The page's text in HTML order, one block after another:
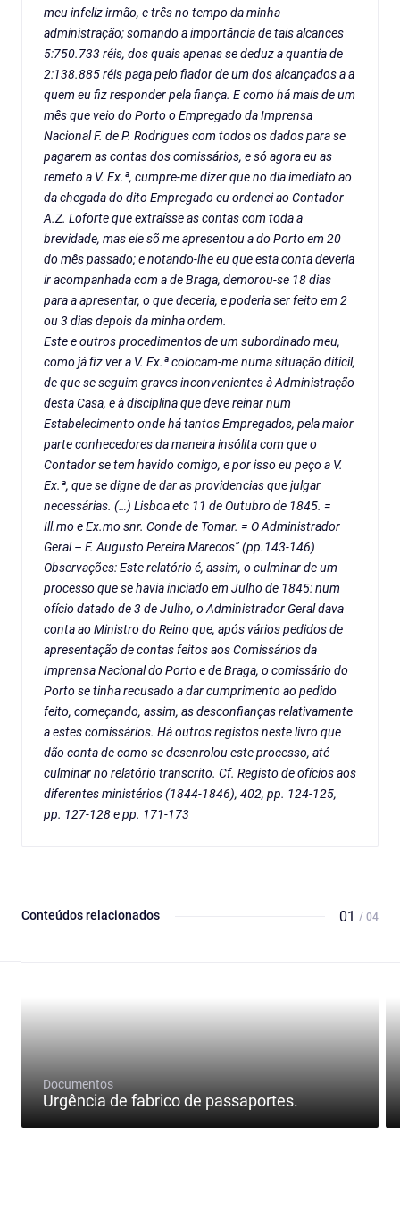
meu infeliz irmão, e três no tempo da minha
administração; somando a importância de tais alcances
5:750.733 réis, dos quais apenas se deduz a quantia de
2:138.885 réis paga pelo fiador de um dos alcançados a a
quem eu fiz responder pela fiança. E como há mais de um
mês que veio do Porto o Empregado da Imprensa
Nacional F. de P. Rodrigues com todos os dados para se
pagarem as contas dos comissários, e só agora eu as
remeto a V. Ex.ª, cumpre-me dizer que no dia imediato ao
da chegada do dito Empregado eu ordenei ao Contador
A.Z. Loforte que extraísse as contas com toda a
brevidade, mas ele sõ me apresentou a do Porto em 20
do mês passado; e notando-lhe eu que esta conta deveria
ir acompanhada com a de Braga, demorou-se 18 dias
para a apresentar, o que deceria, e poderia ser feito em 2
ou 3 dias depois da minha ordem.
Este e outros procedimentos de um subordinado meu,
como já fiz ver a V. Ex.ª colocam-me numa situação difícil,
de que se seguim graves inconvenientes à Administração
desta Casa, e à disciplina que deve reinar num
Estabelecimento onde há tantos Empregados, pela maior
parte conhecedores da maneira insólita com que o
Contador se tem havido comigo, e por isso eu peço a V.
Ex.ª, que se digne de dar as providencias que julgar
necessárias. (…) Lisboa etc 11 de Outubro de 1845. =
Ill.mo e Ex.mo snr. Conde de Tomar. = O Administrador
Geral – F. Augusto Pereira Marecos” (pp.143-146)
Observações: Este relatório é, assim, o culminar de um
processo que se havia iniciado em Julho de 1845: num
ofício datado de 3 de Julho, o Administrador Geral dava
conta ao Ministro do Reino que, após vários pedidos de
apresentação de contas feitos aos Comissários da
Imprensa Nacional do Porto e de Braga, o comissário do
Porto se tinha recusado a dar cumprimento ao pedido
feito, começando, assim, as desconfianças relativamente
a estes comissários. Há outros registos neste livro que
dão conta de como se desenrolou este processo, até
culminar no relatório transcrito. Cf. Registo de ofícios aos
diferentes ministérios (1844-1846), 402, pp. 124-125,
pp. 127-128 e pp. 171-173
Conteúdos relacionados 01 / 04
Documentos
Urgência de fabrico de passaportes.